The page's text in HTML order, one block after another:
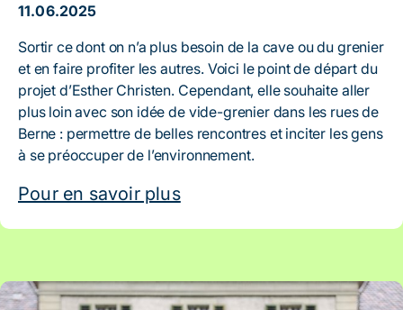
11.06.2025
Sortir ce dont on n’a plus besoin de la cave ou du grenier
et en faire profiter les autres. Voici le point de départ du
projet d’Esther Christen. Cependant, elle souhaite aller
plus loin avec son idée de vide-grenier dans les rues de
Berne : permettre de belles rencontres et inciter les gens
à se préoccuper de l’environnement.
Pour en savoir plus
Artikel: Berne joue